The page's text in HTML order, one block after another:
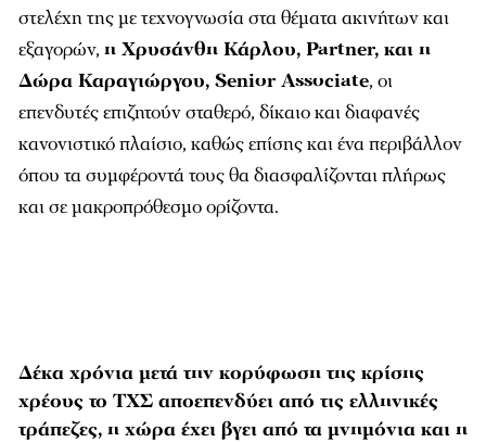
στελέχη της με τεχνογνωσία στα θέματα ακινήτων και
εξαγορών, η Χρυσάνθη Κάρλου, Partner, και η
Δώρα Καραγιώργου, Senior Associate, οι
επενδυτές επιζητούν σταθερό, δίκαιο και διαφανές
κανονιστικό πλαίσιο, καθώς επίσης και ένα περιβάλλον
όπου τα συμφέροντά τους θα διασφαλίζονται πλήρως
και σε μακροπρόθεσμο ορίζοντα.
Δέκα χρόνια μετά την κορύφωση της κρίσης
χρέους το ΤΧΣ αποεπενδύει από τις ελληνικές
τράπεζες, η χώρα έχει βγει από τα μνημόνια και η